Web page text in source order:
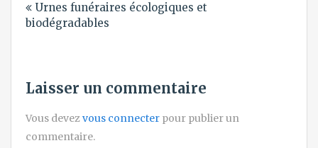
deUrnes funéraires écologiques et
biodégradables
Laisser un commentaire
Vous devezvous connecter pour publier un
commentaire.